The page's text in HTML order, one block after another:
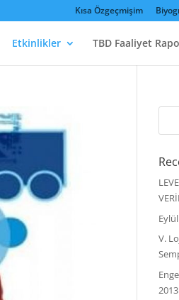
Kısa Özgeçmişim
Etkinlikler TBD Faaliyet
V.
2013